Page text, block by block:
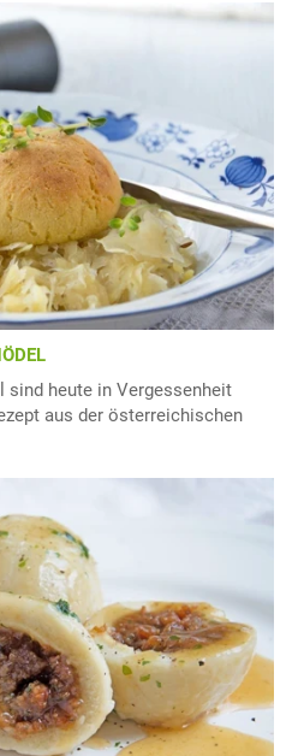
sind heute in Vergessenheit
aus der österreichischen